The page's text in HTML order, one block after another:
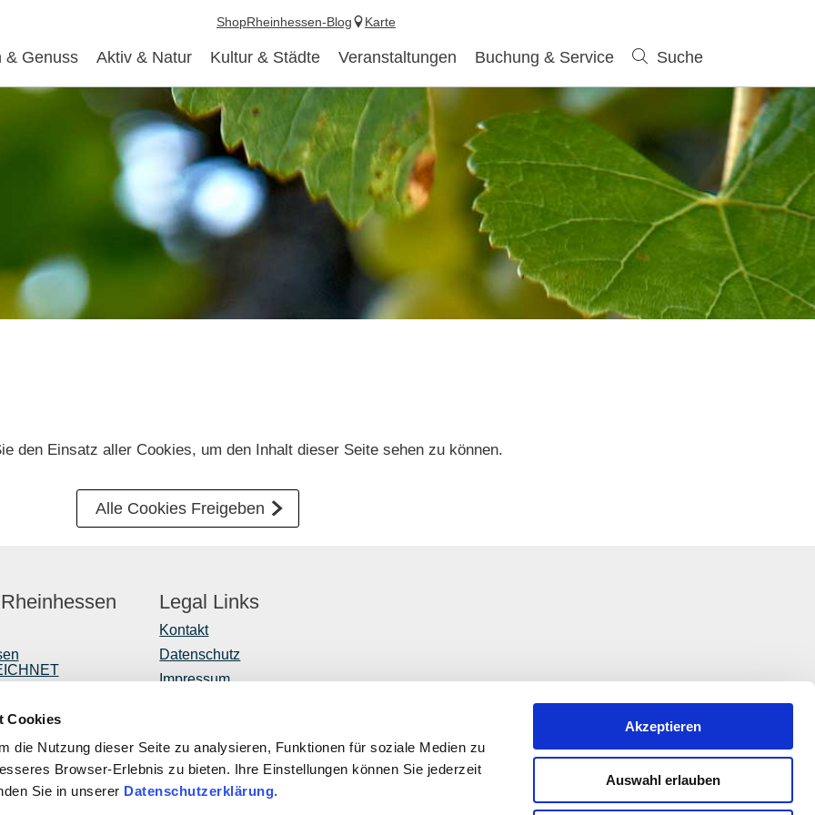
Cookies
die Nutzung dieser Seite zu analysieren, Funktionen für soziale Medien zu
Browser-Erlebnis zu bieten. Ihre Einstellungen können Sie jederzeit
Sie in unserer Datenschutzerklärung.
Akzeptieren
Auswahl erlauben
& Genuss Aktiv & Natur Kultur & Städte Veranstaltungen Buchung & Service Suche
ShopRheinhessen-Blog Karte
den Einsatz aller Cookies, um den Inhalt dieser Seite sehen zu können.
Alle Cookies Freigeben
Legal Links
Kontakt
Datenschutz
Impressum